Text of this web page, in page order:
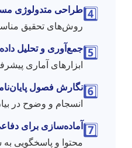
4️⃣ طراحی متدولوژی
روش‌های تحقیق
5️⃣ جمع‌آوری و تحلیل
ابزارهای آماری
6️⃣ نگارش فصول
انسجام و وضوح در
7️⃣ آماده‌سازی برای
محتوا و پاسخگویی به